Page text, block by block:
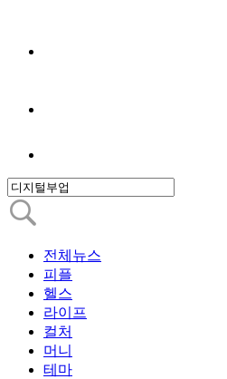
전체뉴스
피플
헬스
라이프
컬처
머니
테마